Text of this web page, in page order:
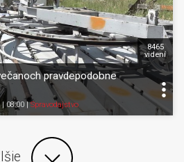
pravdepodobne
| 08:00 |Spravodajstvo
8465
videní